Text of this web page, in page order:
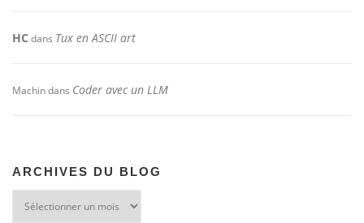
HC dans Tux en ASCII art
Machindans Coder avec un LLM
ARCHIVES DU BLOG